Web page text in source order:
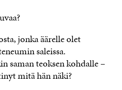
jonka äärelle olet
saleissa.
saman teoksen kohdalle –
mitä hän näki?